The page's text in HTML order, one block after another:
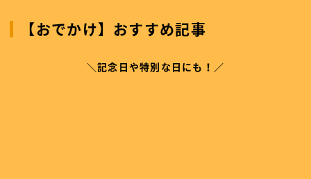
【おでかけ】おすすめ記事
＼記念日や特別な日にも！／